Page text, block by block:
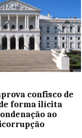
confisco de
forma ilícita
ao